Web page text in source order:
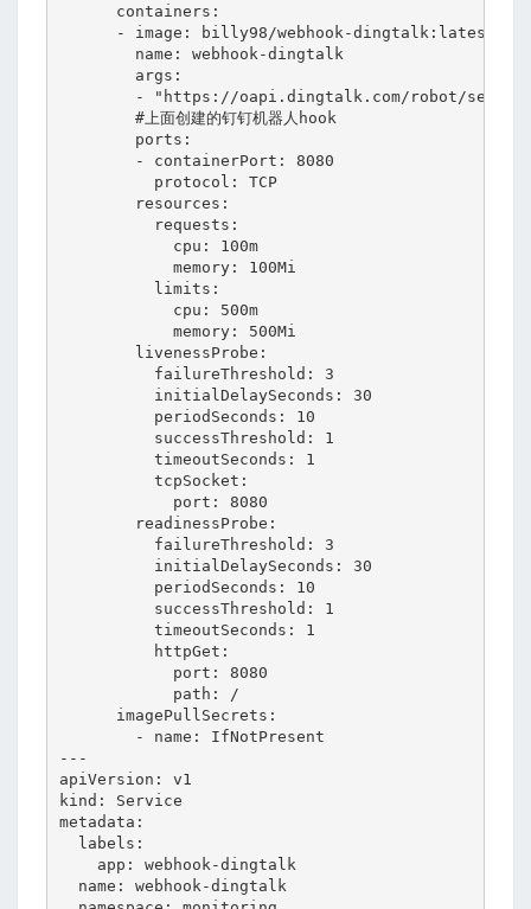
      containers:
      - image: billy98/webhook-dingtalk:latest
        name: webhook-dingtalk
        args:
- "https://oapi.dingtalk.com/robot/
        #上面创建的钉钉机器人hook
        ports:
        - containerPort: 8080
          protocol: TCP
        resources:
          requests:
            cpu: 100m
            memory: 100Mi
          limits:
            cpu: 500m
            memory: 500Mi
        livenessProbe:
          failureThreshold: 3
          initialDelaySeconds: 30
          periodSeconds: 10
          successThreshold: 1
          timeoutSeconds: 1
          tcpSocket:
            port: 8080
        readinessProbe:
          failureThreshold: 3
          initialDelaySeconds: 30
          periodSeconds: 10
          successThreshold: 1
          timeoutSeconds: 1
          httpGet:
            port: 8080
            path: /
      imagePullSecrets:
        - name: IfNotPresent
---
apiVersion: v1
kind: Service
metadata:
  labels:
    app: webhook-dingtalk
  name: webhook-dingtalk